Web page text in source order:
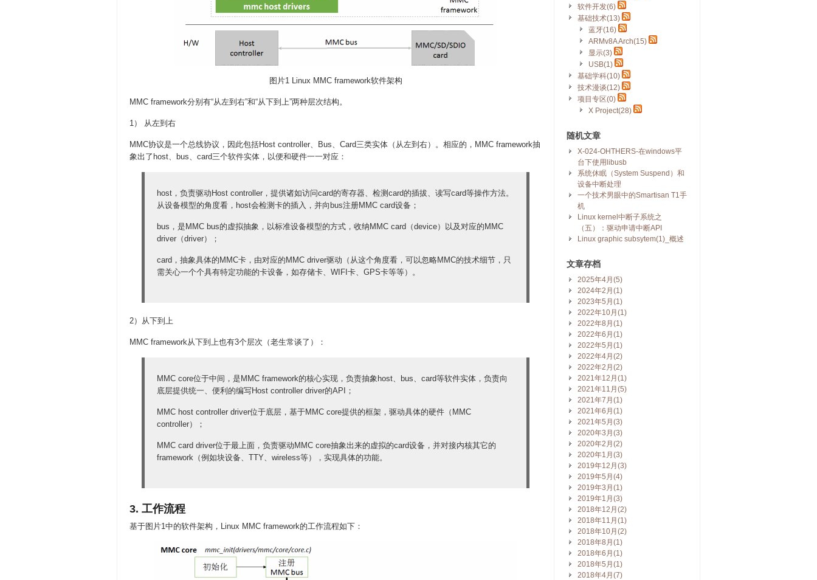
图片1 Linux MMC framework软件架构
MMC framework分别有“从左到右”和“从下到上”两种层次结构。
1） 从左到右
MMC协议是一个总线协议，因此包括Host controller、Bus、Card三类实体（从左到右）。相应的，MMC framework抽
象出了host、bus、card三个软件实体，以便和硬件一一对应：
host，负责驱动Host controller，提供诸如访问card的寄存器、检测card的插拔、读写card等操作方法。
从设备模型的角度看，host会检测卡的插入，并向bus注册MMC card设备；
bus，是MMC bus的虚拟抽象，以标准设备模型的方式，收纳MMC card（device）以及对应的MMC
driver（driver）；
card，抽象具体的MMC卡，由对应的MMC driver驱动（从这个角度看，可以忽略MMC的技术细节，只
需关心一个个具有特定功能的卡设备，如存储卡、WIFI卡、GPS卡等等）。
2）从下到上
MMC framework从下到上也有3个层次（老生常谈了）：
MMC core位于中间，是MMC framework的核心实现，负责抽象host、bus、card等软件实体，负责向
底层提供统一、便利的编写Host controller driver的API；
MMC host controller driver位于底层，基于MMC core提供的框架，驱动具体的硬件（MMC
controller）；
MMC card driver位于最上面，负责驱动MMC core抽象出来的虚拟的card设备，并对接内核其它的
framework（例如块设备、TTY、wireless等），实现具体的功能。
3. 工作流程
基于图片1中的软件架构，Linux MMC framework的工作流程如下：
软件开发(6)
基础技术(13)
蓝牙(16)
ARMv8A Arch(15)
显示(3)
USB(1)
基础学科(10)
技术漫谈(12)
项目专区(0)
X Project(28)
随机文章
X-024-OHTHERS-在windows平
台下使用libusb
系统休眠（System Suspend）和
设备中断处理
一个技术男眼中的Smartisan T1手
机
Linux kernel中断子系统之
（五）：驱动申请中断API
Linux graphic subsytem(1)_概述
文章存档
2025年4月(5)
2024年2月(1)
2023年5月(1)
2022年10月(1)
2022年8月(1)
2022年6月(1)
2022年5月(1)
2022年4月(2)
2022年2月(2)
2021年12月(1)
2021年11月(5)
2021年7月(1)
2021年6月(1)
2021年5月(3)
2020年3月(3)
2020年2月(2)
2020年1月(3)
2019年12月(3)
2019年5月(4)
2019年3月(1)
2019年1月(3)
2018年12月(2)
2018年11月(1)
2018年10月(2)
2018年8月(1)
2018年6月(1)
2018年5月(1)
2018年4月(7)